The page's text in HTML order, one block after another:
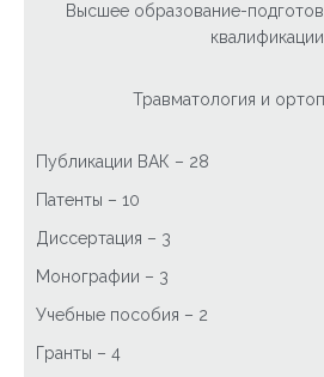
Высшее образование-
квалификации
Травматология и
Публикации ВАК – 28
Патенты – 10
Диссертация – 3
Монографии – 3
Учебные пособия – 2
Гранты – 4